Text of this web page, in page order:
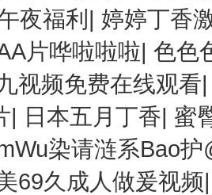
夜福利 | 婷婷丁香
片哗啦啦啦|色色
视频免费在线观看
| 日本五月丁香| 蜜
染请涟系Bao
69久成人做爰视频